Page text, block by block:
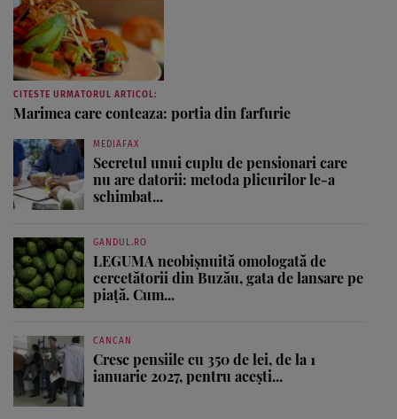
CITESTE URMATORUL ARTICOL:
Marimea care conteaza: portia din farfurie
MEDIAFAX
Secretul unui cuplu de pensionari care
nu are datorii: metoda plicurilor le-a
schimbat...
GANDUL.RO
LEGUMA neobișnuită omologată de
cercetătorii din Buzău, gata de lansare pe
piață. Cum...
CANCAN
Cresc pensiile cu 350 de lei, de la 1
ianuarie 2027, pentru acești...